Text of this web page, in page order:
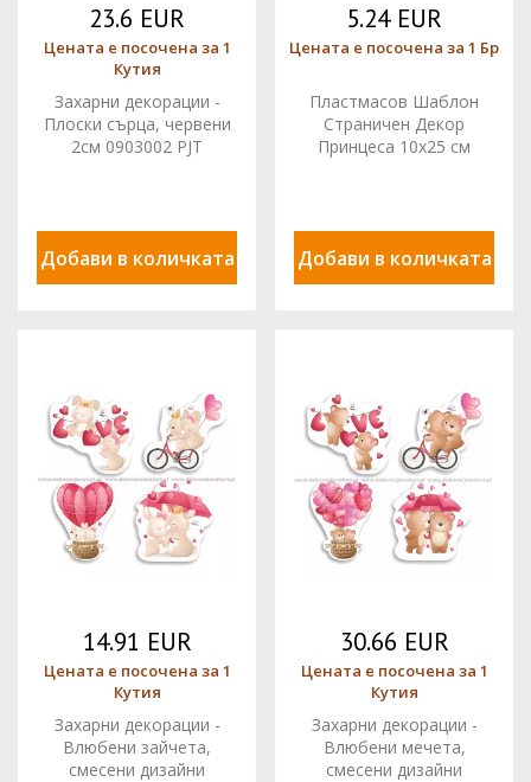
23.6 EUR
Цената е посочена за 1
Кутия
Захарни декорации -
Плоски сърца, червени
2см 0903002 PJT
Добави в количката
5.24 EUR
Цената е посочена за 1 Бр
Пластмасов Шаблон
Страничен Декор
Принцеса 10x25 см
Добави в количката
14.91 EUR
Цената е посочена за 1
Кутия
Захарни декорации -
Влюбени зайчета,
смесени дизайни
30.66 EUR
Цената е посочена за 1
Кутия
Захарни декорации -
Влюбени мечета,
смесени дизайни